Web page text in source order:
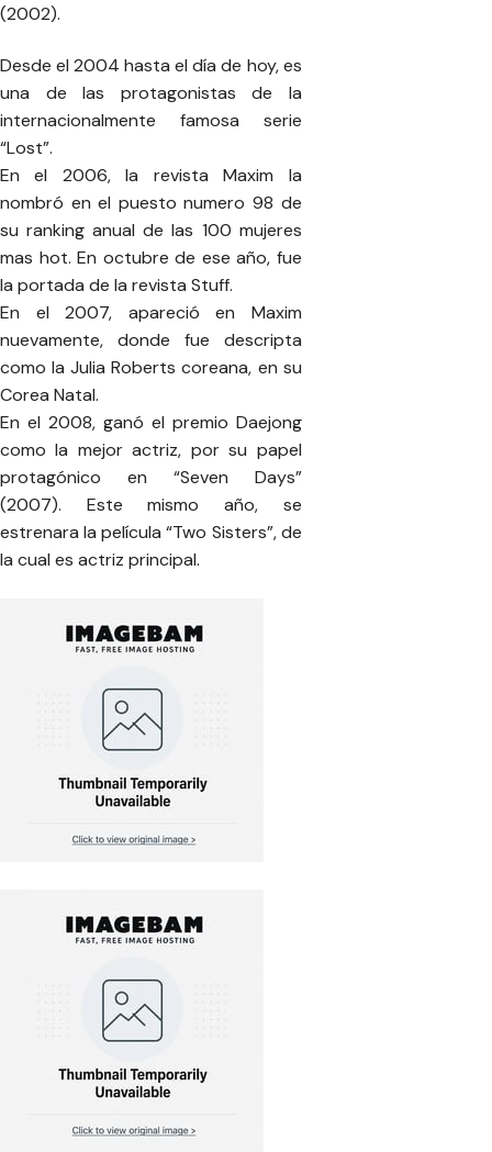
(2002).
Desde el 2004 hasta el día de hoy, es
una de las protagonistas de la
internacionalmente famosa serie
“Lost”.
En el 2006, la revista Maxim la
nombró en el puesto numero 98 de
su ranking anual de las 100 mujeres
mas hot. En octubre de ese año, fue
la portada de la revista Stuff.
En el 2007, apareció en Maxim
nuevamente, donde fue descripta
como la Julia Roberts coreana, en su
Corea Natal.
En el 2008, ganó el premio Daejong
como la mejor actriz, por su papel
protagónico en “Seven Days”
(2007). Este mismo año, se
estrenara la película “Two Sisters”, de
la cual es actriz principal.